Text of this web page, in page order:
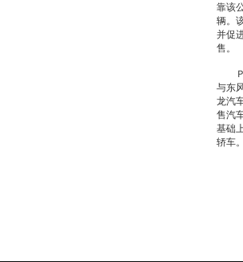
靠该
辆。
并促
售。
Ｐ
与东
龙汽
售汽
基础
轿车。